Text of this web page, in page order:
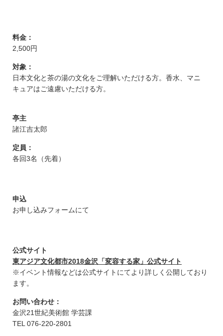
料金：
2,500円
対象：
日本文化と茶の湯の文化をご理解いただける方。香水、マニ
キュアはご遠慮いただける方。
亭主
諸江吉太郎
定員：
各回3名（先着）
申込
お申し込みフォームにて
公式サイト
東アジア文化都市2018金沢「変容する家」公式サイト
※イベント情報などは公式サイトにてより詳しく公開しており
ます。
お問い合わせ：
金沢21世紀美術館 学芸課
TEL 076-220-2801